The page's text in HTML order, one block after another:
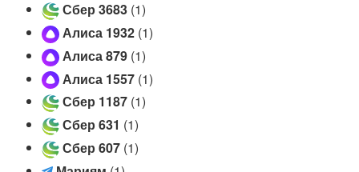
т
о
р
👪
(
T
e
l
e
Сбер 3683 (1)
Алиса 1932 (1)
Алиса 879 (1)
Алиса 1557 (1)
Сбер 1187 (1)
Сбер 631 (1)
Сбер 607 (1)